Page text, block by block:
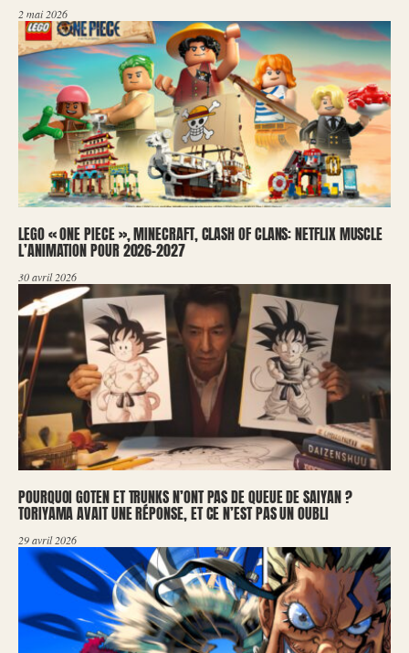
2 mai 2026
LEGO « ONE PIECE », MINECRAFT, CLASH OF CLANS: NETFLIX MUSCLE
L’ANIMATION POUR 2026-2027
30 avril 2026
POURQUOI GOTEN ET TRUNKS N’ONT PAS DE QUEUE DE SAIYAN ?
TORIYAMA AVAIT UNE RÉPONSE, ET CE N’EST PAS UN OUBLI
29 avril 2026